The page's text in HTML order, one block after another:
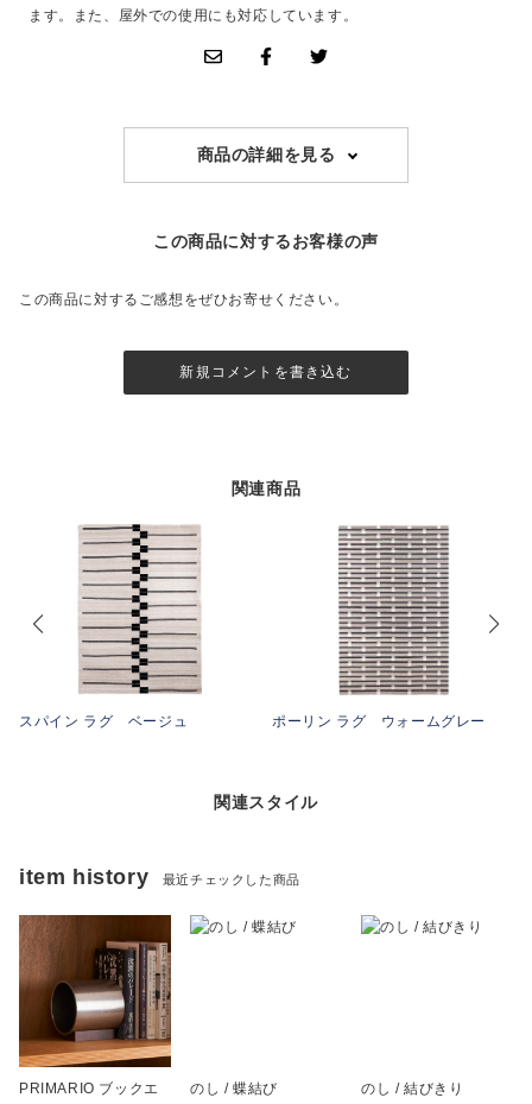
ます。また、屋外での使用にも対応しています。
商品の詳細を見る
この商品に対するお客様の声
この商品に対するご感想をぜひお寄せください。
新規コメントを書き込む
関連商品
スパイン ラグ ベージュ ポーリン ラグ ウォームグレー
関連スタイル
item history 最近チェックした商品
PRIMARIO ブックエ
のし / 蝶結び のし / 結びきり